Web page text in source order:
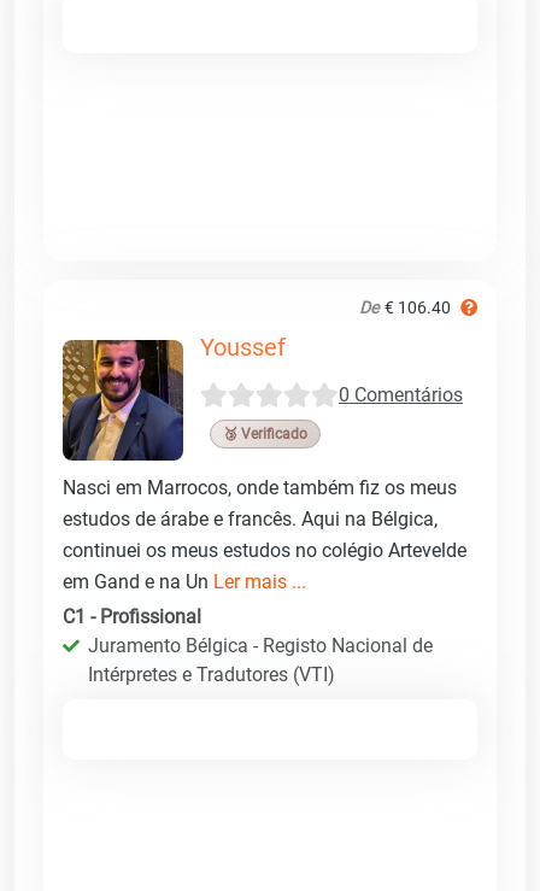
De € 106.40
Youssef
0 Comentários
🥉 Verificado
Nasci em Marrocos, onde também fiz os meus
estudos de árabe e francês. Aqui na Bélgica,
continuei os meus estudos no colégio Artevelde
em Gand e na Un Ler mais ...
C1 - Profissional
Juramento Bélgica - Registo Nacional de
Intérpretes e Tradutores (VTI)